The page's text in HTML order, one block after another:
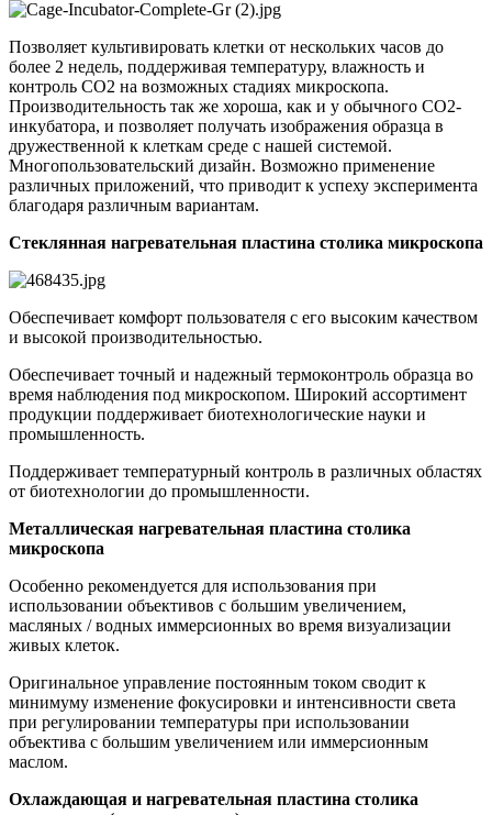
Позволяет культивировать клетки от нескольких часов до
более 2 недель, поддерживая температуру, влажность и
контроль CO2 на возможных стадиях микроскопа.
Производительность так же хороша, как и у обычного CO2-
инкубатора, и позволяет получать изображения образца в
дружественной к клеткам среде с нашей системой.
Многопользовательский дизайн. Возможно применение
различных приложений, что приводит к успеху эксперимента
благодаря различным вариантам.
Стеклянная нагревательная пластина столика микроскопа
Обеспечивает комфорт пользователя с его высоким качеством
и высокой производительностью.
Обеспечивает точный и надежный термоконтроль образца во
время наблюдения под микроскопом. Широкий ассортимент
продукции поддерживает биотехнологические науки и
промышленность.
Поддерживает температурный контроль в различных областях
от биотехнологии до промышленности.
Металлическая нагревательная пластина столика
микроскопа
Особенно рекомендуется для использования при
использовании объективов с большим увеличением,
масляных / водных иммерсионных во время визуализации
живых клеток.
Оригинальное управление постоянным током сводит к
минимуму изменение фокусировки и интенсивности света
при регулировании температуры при использовании
объектива с большим увеличением или иммерсионным
маслом.
Охлаждающая и нагревательная пластина столика